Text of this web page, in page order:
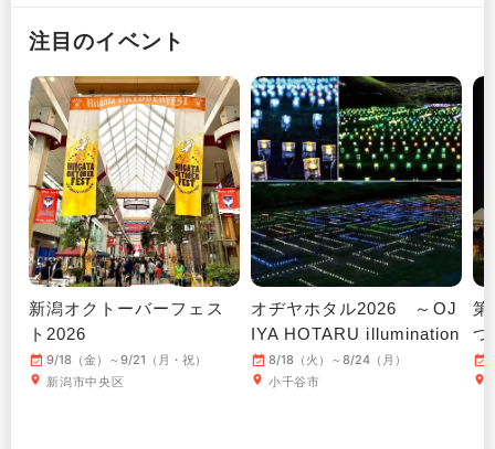
注目のイベント
新潟オクトーバーフェス
ト2026
9/18（金）～9/21（月・祝）
新潟市中央区
オヂヤホタル2026 ～OJ
IYA HOTARU illumination
～ 8/18（火）～8/24（月）
小千谷市
第
つ